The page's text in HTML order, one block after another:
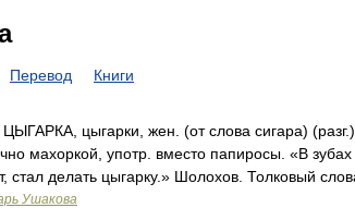
Перевод Книги
цыгарки, жен. (от слова сигара)
махоркой, употр. вместо папиросы. «В зубах
стал делать цыгарку.» Шолохов. Толковый
Ушакова